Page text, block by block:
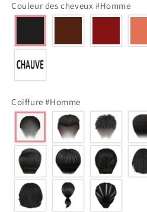
Couleur des cheveux #Homme
Coiffure #Homme